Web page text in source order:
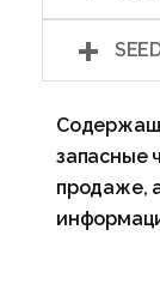
запасные
продаже,